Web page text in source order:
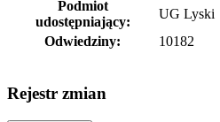
Podmiot
udostępniający:
UG Lyski
Odwiedziny:
10182
Rejestr zmian